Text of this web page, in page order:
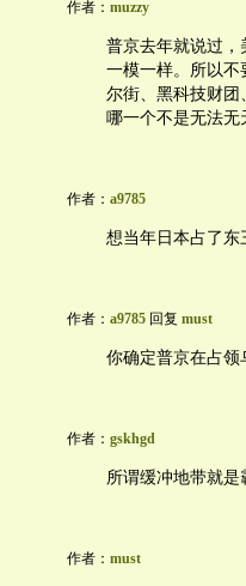
作者： muzzy
普京去年就说过，
一模一样。所以不
尔街、黑科技财团
哪一个不是无法无
作者： a9785
想当年日本占了东
作者： a9785 回复 must
你确定普京在占领
作者： gskhgd
所谓缓冲地带就
作者： must